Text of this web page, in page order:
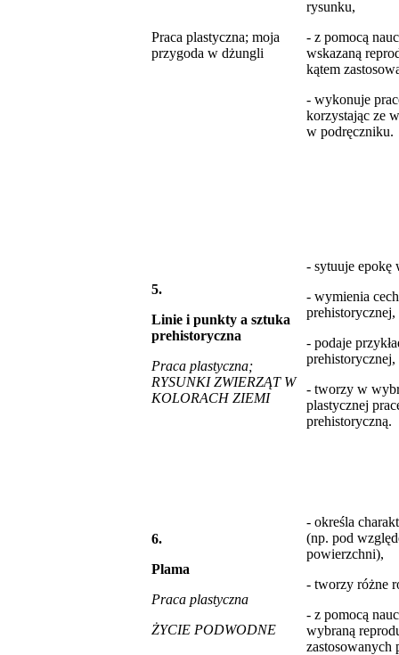
Praca plastyczna; moja
przygoda w dżungli
rysunku,
- z pomocą
wskazaną
kątem
- wykonuje
korzystając ze
w podręczniku.
5.
Linie i punkty a sztuka
prehistoryczna
Praca plastyczna;
RYSUNKI ZWIERZĄT W
KOLORACH ZIEMI
- sytuuje epokę
- wymienia
prehistorycznej,
- podaje
prehistorycznej,
- tworzy w
plastycznej
prehistoryczną.
6.
Plama
Praca plastyczna
ŻYCIE PODWODNE
- określa
(np. pod
powierzchni),
- tworzy różne
- z pomocą
wybraną
zastosowanych